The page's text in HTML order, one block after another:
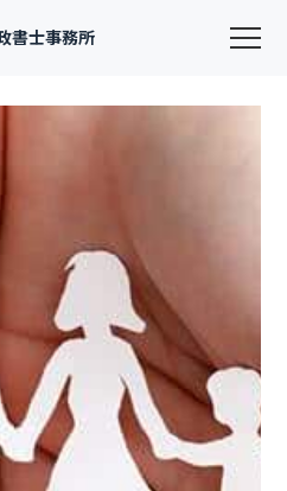
書士事務所